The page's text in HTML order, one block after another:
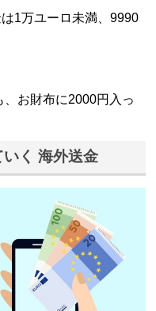
1万ユーロ未満、9990
お財布に2000円入っ
いく 海外送金